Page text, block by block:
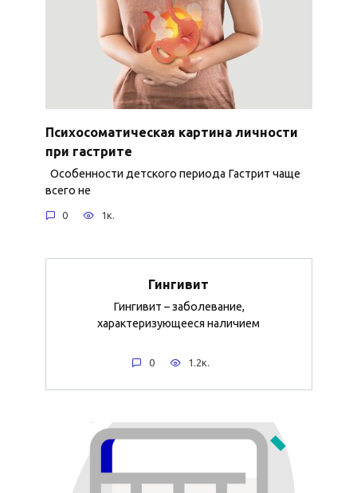
Психосоматическая картина личности
при гастрите
Особенности детского периода Гастрит чаще
всего не
0 1к.
Гингивит
Гингивит – заболевание,
характеризующееся наличием
0 1.2к.